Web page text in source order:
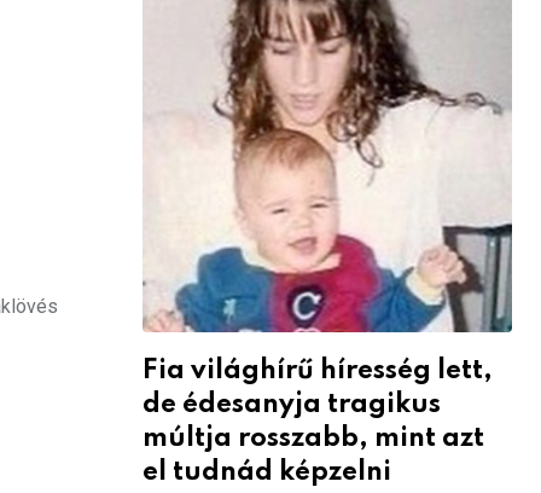
Fia világhírű híresség lett,
de édesanyja tragikus
múltja rosszabb, mint azt
el tudnád képzelni